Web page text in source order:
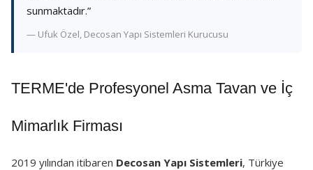
sunmaktadır.”
— Ufuk Özel, Decosan Yapı Sistemleri Kurucusu
TERME'de Profesyonel Asma Tavan ve İç
Mimarlık Firması
2019 yılından itibaren Decosan Yapı Sistemleri, Türkiye